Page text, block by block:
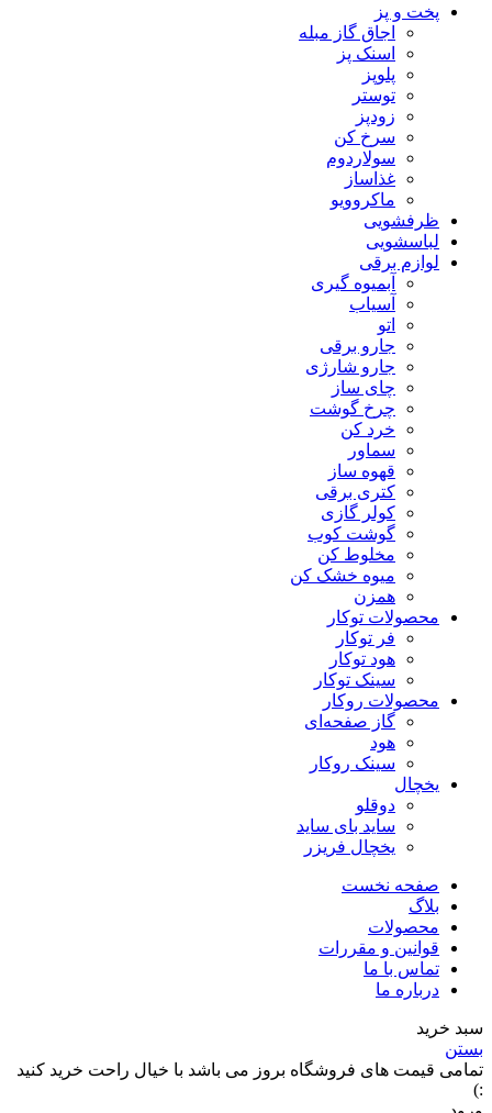
پخت و پز
اجاق گاز مبله
اسنک پز
پلوپز
توستر
زودپز
سرخ کن
سولاردوم
غذاساز
ماکروویو
ظرفشویی
لباسشویی
لوازم برقی
آبمیوه گیری
آسیاب
اتو
جارو برقی
جارو شارژی
چای ساز
چرخ گوشت
خرد کن
سماور
قهوه ساز
کتری برقی
کولر گازی
گوشت کوب
مخلوط کن
میوه خشک کن
همزن
محصولات توکار
فر توکار
هود توکار
سینک توکار
محصولات روکار
گاز صفحه‌ای
هود
سینک روکار
یخچال
دوقلو
ساید بای ساید
یخچال فریزر
صفحه نخست
بلاگ
محصولات
قوانین و مقررات
تماس با ما
درباره ما
سبد خرید
بستن
تمامی قیمت های فروشگاه بروز می باشد با خیال راحت خرید کنید
:)